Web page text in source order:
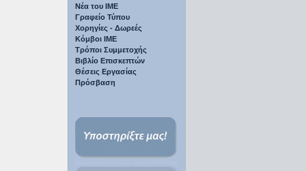
Νέα του ΙΜΕ
Γραφείο Τύπου
Χορηγίες - Δωρεές
Κόμβοι ΙΜΕ
Τρόποι Συμμετοχής
Βιβλίο Επισκεπτών
Θέσεις Εργασίας
Πρόσβαση